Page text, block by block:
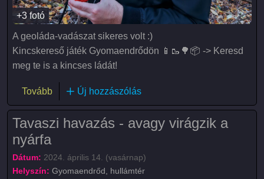
+3 fotó
A geoláda-vadászat sikeres volt :)
Kincskereső játék Gyomaendrődön 📱🥾🌳📦 -> Keresd
meg te is a kincses ládát!
Tovább(Geoláda keresés (Geocaching))
Új hozzászólás
Tavaszi havazás - avagy virágzik a
nyárfa
Dátum: 2024. április 14. (vasárnap)
Helyszín: Gyomaendrőd, hullámtér